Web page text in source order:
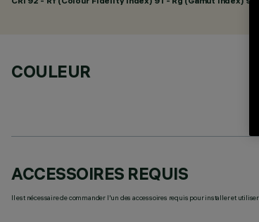
COULEUR
ACCESSOIRES REQUIS
Il est nécessaire de commander l'un des accessoires requis pour installer et